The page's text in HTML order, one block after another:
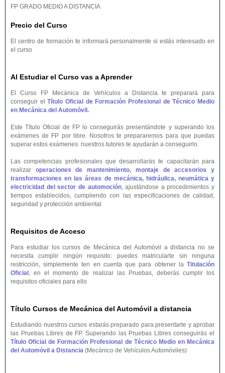
FP GRADO MEDIO A DISTANCIA
Precio del Curso
El centro de formación te informará personalmente si estás interesado en
el curso
Al Estudiar el Curso vas a Aprender
El Curso FP Mecánica de Vehículos a Distancia te preparará para
conseguir elTítulo Oficial de Formación Profesional de Técnico Medio
en Mecánica del Automóvil.
Este Título Oficial de FP lo conseguirás presentándote y superando los
exámenes de FP por libre. Nosotros te prepararemos para que puedas
superar estos exámenes: nuestros tutores te ayudarán a conseguirlo.
Las competencias profesionales que desarrollarás te capacitarán para
realizar operaciones de mantenimiento, montaje de accesorios y
transformaciones en las áreas de mecánica, hidráulica, neumática y
electricidad del sector de automoción, ajustándose a procedimientos y
tiempos establecidos, cumpliendo con las especificaciones de calidad,
seguridad y protección ambiental.
Requisitos de Acceso
Para estudiar los cursos de Mecánica del Automóvil a distancia no se
necesita cumplir ningún requisito: puedes matricularte sin ninguna
restricción, simplemente ten en cuenta que para obtener la Titulación
Oficial , en el momento de realizar las Pruebas, deberás cumplir los
requisitos oficiales para ello
Título Cursos de Mecánica del Automóvil a distancia
Estudiando nuestros cursos estarás preparado para presentarte y aprobar
las Pruebas Libres de FP. Superando las Pruebas Libres conseguirás el
Título Oficial de Formación Profesional de Técnico Medio en Mecánica
del Automóvil a Distancia (Mecánico de Vehículos Automóviles)